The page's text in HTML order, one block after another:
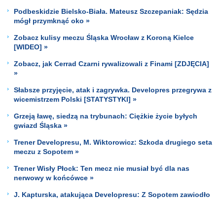
Podbeskidzie Bielsko-Biała. Mateusz Szczepaniak: Sędzia
mógł przymknąć oko »
Zobacz kulisy meczu Śląska Wrocław z Koroną Kielce
[WIDEO] »
Zobacz, jak Cerrad Czarni rywalizowali z Finami [ZDJĘCIA]
»
Słabsze przyjęcie, atak i zagrywka. Developres przegrywa z
wicemistrzem Polski [STATYSTYKI] »
Grzeją ławę, siedzą na trybunach: Ciężkie życie byłych
gwiazd Śląska »
Trener Developresu, M. Wiktorowicz: Szkoda drugiego seta
meczu z Sopotem »
Trener Wisły Płock: Ten mecz nie musiał być dla nas
nerwowy w końcówce »
J. Kapturska, atakująca Developresu: Z Sopotem zawiodło